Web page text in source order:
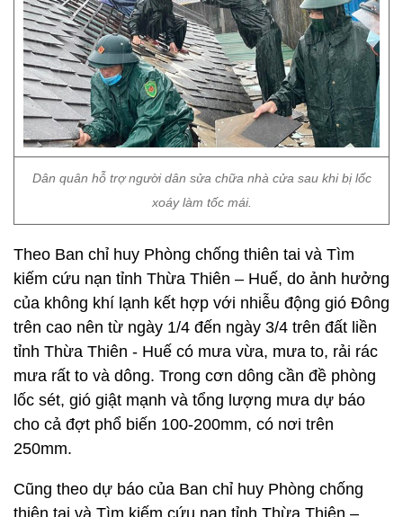
Dân quân hỗ trợ người dân sửa chữa nhà cửa sau khi bị lốc
xoáy làm tốc mái.
Theo Ban chỉ huy Phòng chống thiên tai và Tìm
kiếm cứu nạn tỉnh Thừa Thiên – Huế, do ảnh hưởng
của không khí lạnh kết hợp với nhiễu động gió Đông
trên cao nên từ ngày 1/4 đến ngày 3/4 trên đất liền
tỉnh Thừa Thiên - Huế có mưa vừa, mưa to, rải rác
mưa rất to và dông. Trong cơn dông cần đề phòng
lốc sét, gió giật mạnh và tổng lượng mưa dự báo
cho cả đợt phổ biến 100-200mm, có nơi trên
250mm.
Cũng theo dự báo của Ban chỉ huy Phòng chống
thiên tai và Tìm kiếm cứu nạn tỉnh Thừa Thiên –